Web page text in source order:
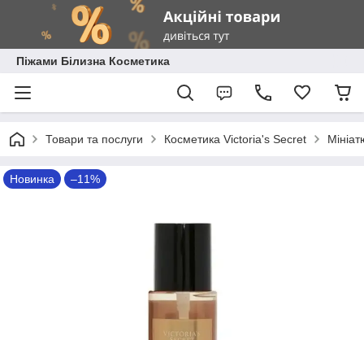
Піжами Білизна Косметика
Товари та послуги Косметика Victoria's Secret
Новинка –11%